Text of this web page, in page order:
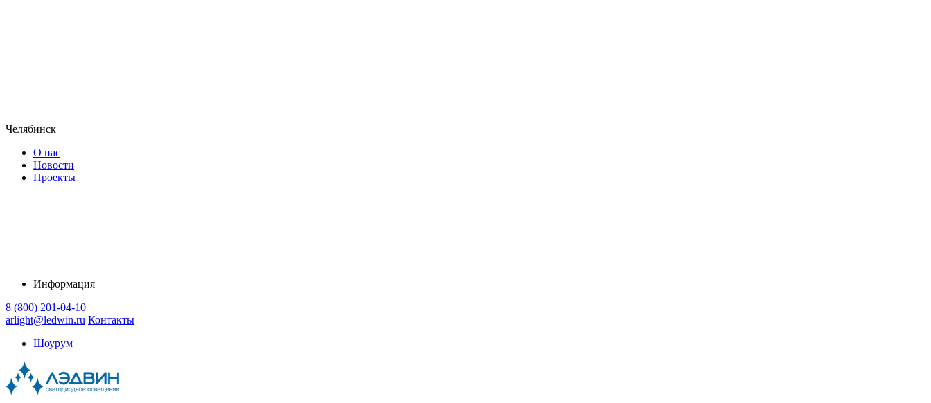
Челябинск
О нас
Новости
Проекты
Информация
8 (800) 201-04-10
arlight@ledwin.ru Контакты
Шоурум